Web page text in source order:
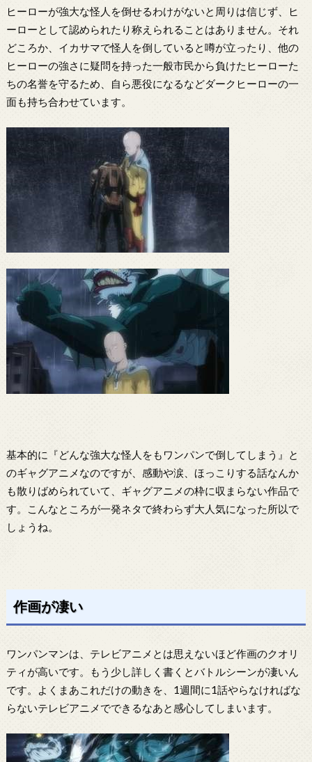
ヒーローが強大な怪人を倒せるわけがないと周りは信じず、ヒ
ーローとして認められたり称えられることはありません。それ
どころか、イカサマで怪人を倒していると噂が立ったり、他の
ヒーローの強さに疑問を持った一般市民から負けたヒーローた
ちの名誉を守るため、自ら悪役になるなどダークヒーローの一
面も持ち合わせています。
基本的に『どんな強大な怪人をもワンパンで倒してしまう』と
のギャグアニメなのですが、感動や涙、ほっこりする話なんか
も散りばめられていて、ギャグアニメの枠に収まらない作品で
す。こんなところが一発ネタで終わらず大人気になった所以で
しょうね。
作画が凄い
ワンパンマンは、テレビアニメとは思えないほど作画のクオリ
ティが高いです。もう少し詳しく書くとバトルシーンが凄いん
です。よくまあこれだけの動きを、1週間に1話やらなければな
らないテレビアニメでできるなあと感心してしまいます。